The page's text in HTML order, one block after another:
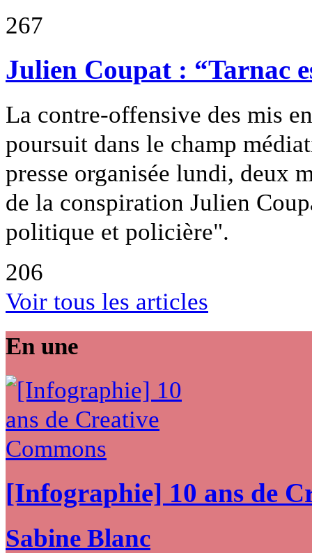
267
Julien Coupat : “Tarnac
La contre-offensive des mis
poursuit dans le champ
presse organisée lundi, deux
de la conspiration Julien
politique et policière".
206
Voir tous les articles
En une
[Infographie] 10 ans de
Sabine Blanc